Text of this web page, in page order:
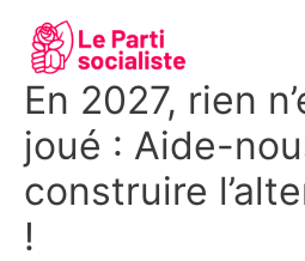
contenu
En 2027, rien
joué : Aide-
construire
!